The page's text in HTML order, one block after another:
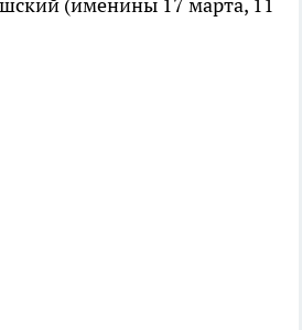
(именины 17 марта, 11